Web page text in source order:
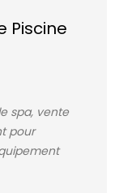
Piscine
spa, vente
pour